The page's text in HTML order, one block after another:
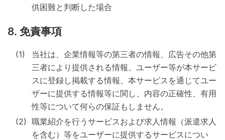
供困難と判断した場合
免責事項
当社は、企業情報等の第三者の情報、広告その他第
三者により提供される情報、ユーザー等が本サービ
スに登録し掲載する情報、本サービスを通じてユー
ザーに提供する情報等に関し、内容の正確性、有用
性等について何らの保証もしません。
職業紹介を行うサービスおよび求人情報（派遣求人
を含む）等をユーザーに提供するサービスについ